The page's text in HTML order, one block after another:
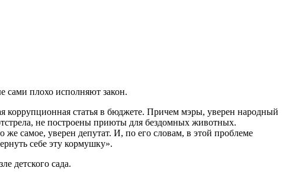
сами плохо исполняют закон.
коррупционная статья в бюджете. Причем мэры, уверен народный
не построены приюты для бездомных животных.
же самое, уверен депутат. И, по его словам, в этой проблеме
себе эту кормушку».
детского сада.